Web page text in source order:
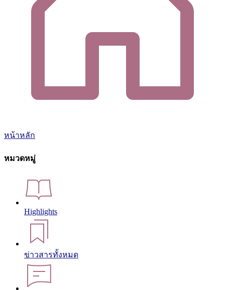
หน้าหลัก
หมวดหมู่
Highlights
ข่าวสารทั้งหมด